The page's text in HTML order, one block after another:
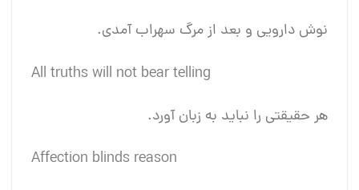
نوش دارویی و بعد از مرگ سهراب آمدی.
All truths will not bear telling
هر حقیقتی را نباید به زبان آورد.
Affection blinds reason